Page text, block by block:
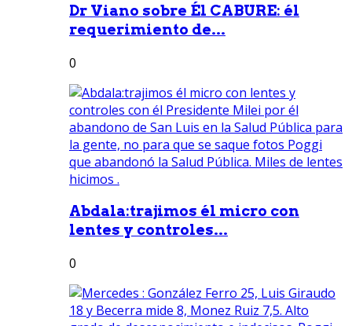
Dr Viano sobre Él CABURE: él
requerimiento de...
0
Abdala:trajimos él micro con
lentes y controles...
0